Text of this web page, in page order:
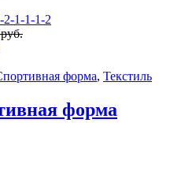
1-1-1-2
руб.
форма, Текстиль
форма